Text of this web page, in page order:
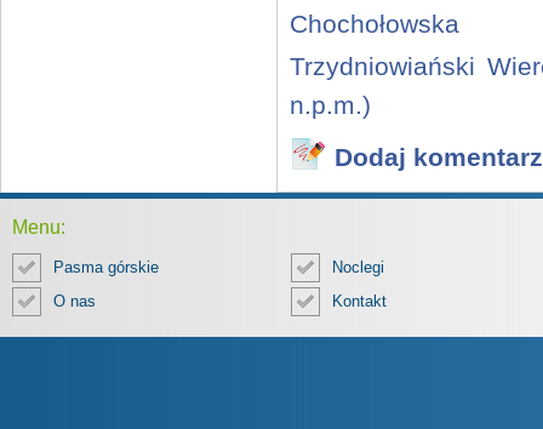
Chochołowska
Trzydniowiański
n.p.m.)
Dodaj komentarz
Menu:
Pasma górskie
Noclegi
O nas
Kontakt